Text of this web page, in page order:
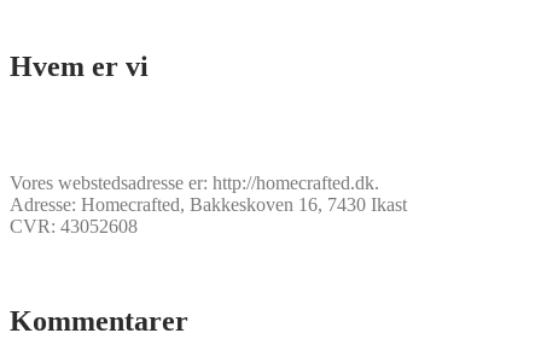
Hvem er vi
Vores webstedsadresse er: http://homecrafted.dk.
Adresse: Homecrafted, Bakkeskoven 16, 7430 Ikast
CVR: 43052608
Kommentarer